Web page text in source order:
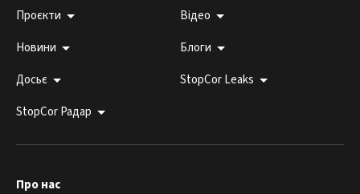
Проєкти
Відео
Новини
Блоги
Досьє
StopCor Leaks
StopCor Радар
Про нас